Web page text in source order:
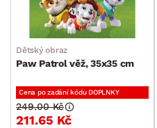
Dětský obraz
Paw Patrol věž, 35x35 cm
Cena po zadání kódu DOPLNKY
211.65 Kč
249.00 Kč